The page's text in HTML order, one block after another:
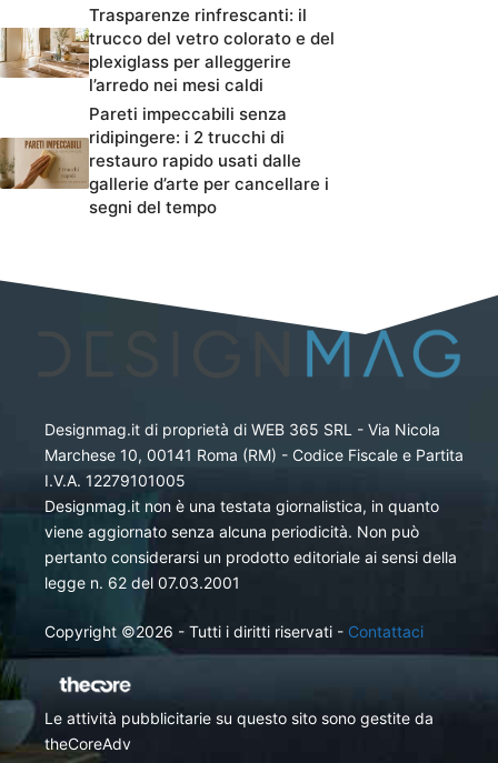
Trasparenze rinfrescanti: il
trucco del vetro colorato e del
plexiglass per alleggerire
l’arredo nei mesi caldi
Pareti impeccabili senza
ridipingere: i 2 trucchi di
restauro rapido usati dalle
gallerie d’arte per cancellare i
segni del tempo
Designmag.it di proprietà di WEB 365 SRL - Via Nicola
Marchese 10, 00141 Roma (RM) - Codice Fiscale e Partita
I.V.A. 12279101005
Designmag.it non è una testata giornalistica, in quanto
viene aggiornato senza alcuna periodicità. Non può
pertanto considerarsi un prodotto editoriale ai sensi della
legge n. 62 del 07.03.2001
Copyright ©2026 - Tutti i diritti riservati - Contattaci
Le attività pubblicitarie su questo sito sono gestite da
theCoreAdv